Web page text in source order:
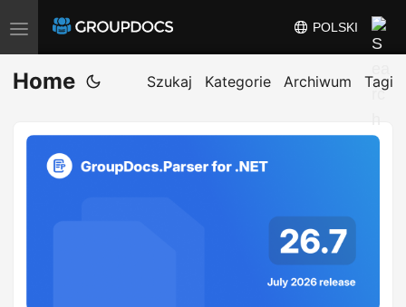
P
r
z
POLSKI
Home Szukaj Kategorie Archiwum Tagi